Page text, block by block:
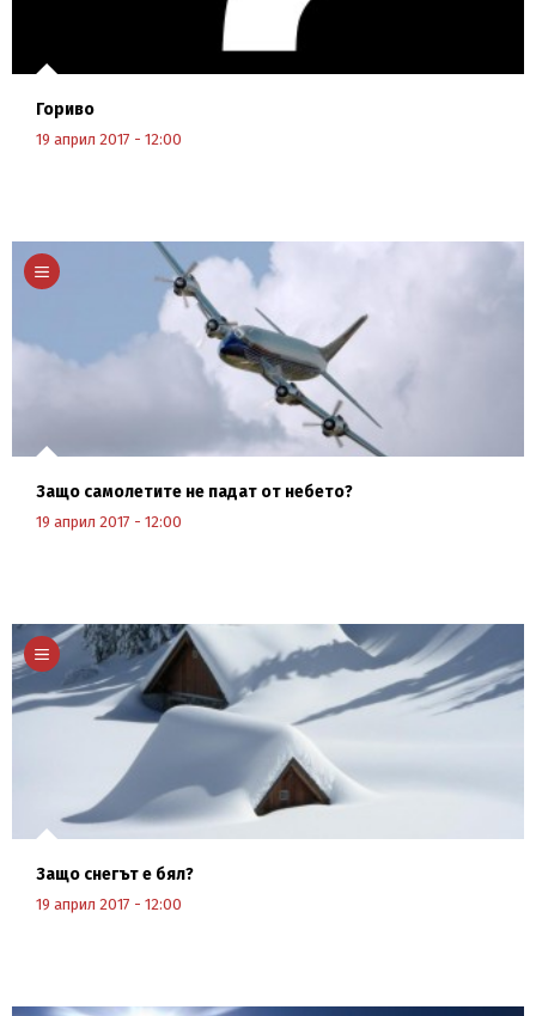
Гориво
19 април 2017 - 12:00
Научи повече
Защо самолетите не падат от небето?
19 април 2017 - 12:00
Научи повече
Защо снегът е бял?
19 април 2017 - 12:00